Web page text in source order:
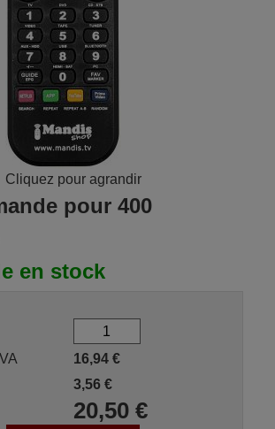
Cliquez pour agrandir
pour 400
en stock
16,94€
3,56€
20,50€